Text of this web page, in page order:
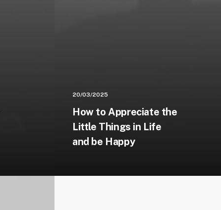
20/03/2025
How to Appreciate the
Little Things in Life
and be Happy